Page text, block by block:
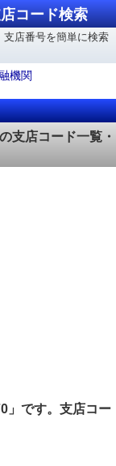
コード検索
店番号を簡単に検索
機関
支店コード一覧・
」です。支店コー